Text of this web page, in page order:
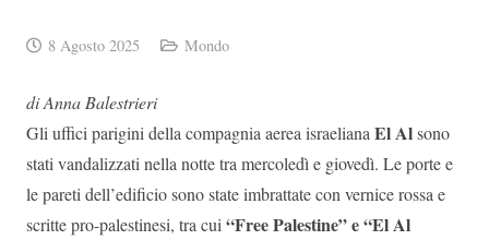
8 Agosto 2025 Mondo
di Anna Balestrieri
Gli uffici parigini della compagnia aerea israelianaEl Alsono
stati vandalizzati nella notte tra mercoledì e giovedì. Le porte e
le pareti dell’edificio sono state imbrattate con vernice rossa e
scritte pro-palestinesi, tra cui“Free Palestine” e “El Al